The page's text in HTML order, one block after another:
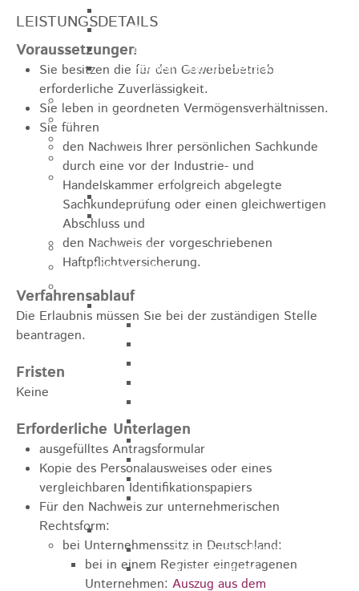
Das Schloss in Heubach
Der Rosenstein
Höhlen rund um Heubach
Heubach Tour
archaeopfad
Flugplatz
Anreise
Schwimmbäder
Hallenbad
Freibad
Kugelmarkt
Vereinsleben
Bike the Rock
Allgemein
Newsletter
EXPO
Palmares
Geschichte
Sponsoren
Presse
Streckenbeschreibung
Ausschreibung
LEISTUNGSDETAILS
Voraussetzungen
Sie besitzen die für den Gewerbebetrieb
erforderliche Zuverlässigkeit.
Sie leben in geordneten Vermögensverhältnissen.
Sie führen
den Nachweis Ihrer persönlichen Sachkunde
durch eine vor der Industrie- und
Handelskammer erfolgreich abgelegte
Sachkundeprüfung oder einen gleichwertigen
Abschluss und
den Nachweis der vorgeschriebenen
Haftpflichtversicherung.
Verfahrensablauf
Die Erlaubnis müssen Sie bei der zuständigen Stelle
beantragen.
Fristen
Keine
Erforderliche Unterlagen
ausgefülltes Antragsformular
Kopie des Personalausweises oder eines
vergleichbaren Identifikationspapiers
Für den Nachweis zur unternehmerischen
Rechtsform:
bei Unternehmenssitz in Deutschland:
bei in einem Register eingetragenen
Unternehmen:Auszug aus dem